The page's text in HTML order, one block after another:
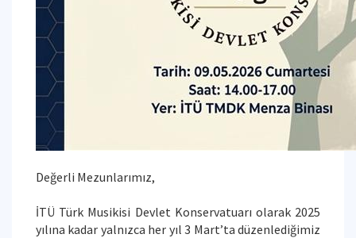
Değerli Mezunlarımız,
İTÜ Türk Musikisi Devlet Konservatuarı olarak 2025
yılına kadar yalnızca her yıl 3 Mart’ta düzenlediğimiz